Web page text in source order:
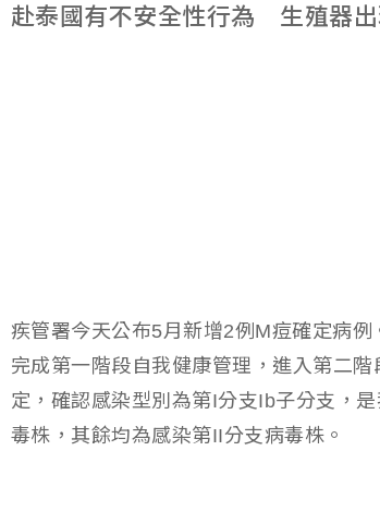
赴泰國有不安全性行為 生殖器出
疾管署今天公布5月新增2例M痘確定病
完成第一階段自我健康管理，進入第二
定，確認感染型別為第I分支Ib子分支，
毒株，其餘均為感染第II分支病毒株。